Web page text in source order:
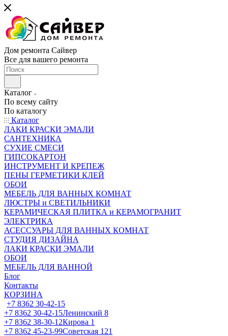
Дом ремонта Сайвер
Все для вашего ремонта
Каталог
По всему сайту
По каталогу
Каталог
ЛАКИ КРАСКИ ЭМАЛИ
САНТЕХНИКА
СУХИЕ СМЕСИ
ГИПСОКАРТОН
ИНСТРУМЕНТ И КРЕПЕЖ
ПЕНЫ ГЕРМЕТИКИ КЛЕЙ
ОБОИ
МЕБЕЛЬ ДЛЯ ВАННЫХ КОМНАТ
ЛЮСТРЫ и СВЕТИЛЬНИКИ
КЕРАМИЧЕСКАЯ ПЛИТКА и КЕРАМОГРАНИТ
ЭЛЕКТРИКА
АСЕССУАРЫ ДЛЯ ВАННЫХ КОМНАТ
СТУДИЯ ДИЗАЙНА
ЛАКИ КРАСКИ ЭМАЛИ
ОБОИ
МЕБЕЛЬ ДЛЯ ВАННОЙ
Блог
Контакты
КОРЗИНА
+7 8362 30-42-15
+7 8362 30-42-15Ленинский 8
+7 8362 38-30-12Кирова 1
+7 8362 45-23-99Советская 121